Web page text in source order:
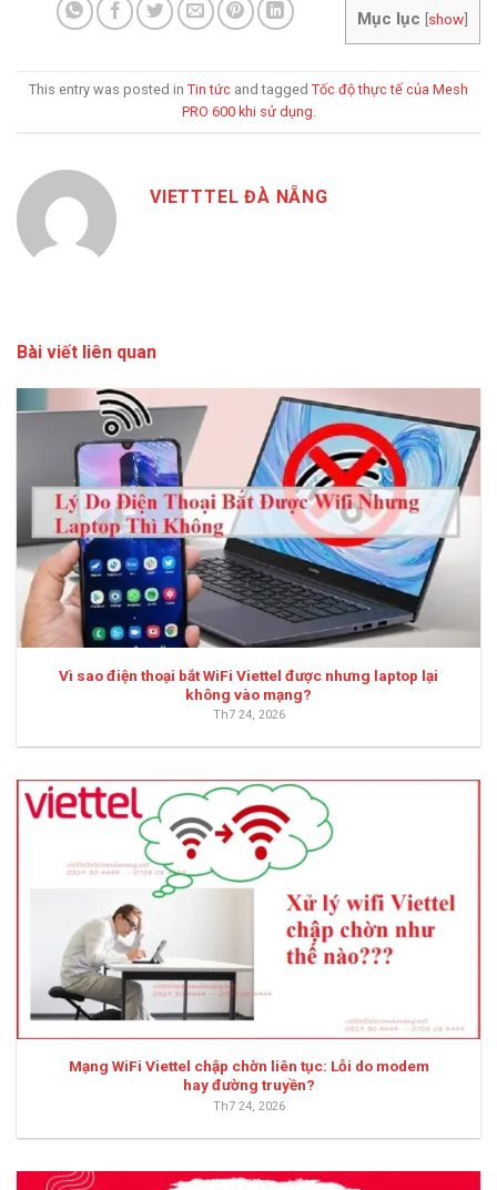
Mục lục [show]
This entry was posted in Tin tức and tagged Tốc độ thực tế của Mesh
PRO 600 khi sử dụng.
VIETTTEL ĐÀ NẴNG
Bài viết liên quan
Vì sao điện thoại bắt WiFi Viettel được nhưng laptop lại
không vào mạng?
Th7 24, 2026
Mạng WiFi Viettel chập chờn liên tục: Lỗi do modem
hay đường truyền?
Th7 24, 2026